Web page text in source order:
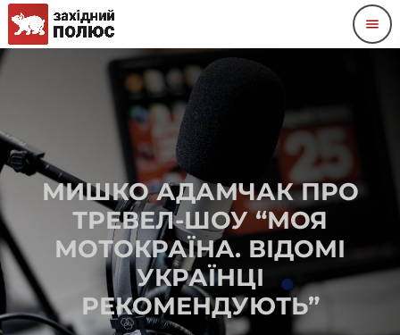
menu
МИШКО АДАМЧАК ПРО
ТРЕВЕЛ-ШОУ “МОЯ
МОТОКРАЇНА. ВІДОМІ
УКРАЇНЦІ
РЕКОМЕНДУЮТЬ”